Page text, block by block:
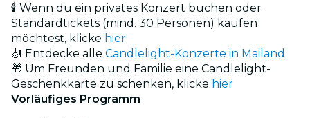
🕯️ Wenn du ein privates Konzert buchen oder
Standardtickets (mind. 30 Personen) kaufen
möchtest, klicke hier
🎻 Entdecke alle Candlelight-Konzerte in Mailand
🎁 Um Freunden und Familie eine Candlelight-
Geschenkkarte zu schenken, klicke hier
Vorläufiges Programm